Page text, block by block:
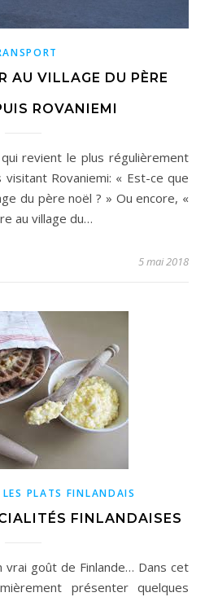
AU VILLAGE DU PÈRE
ROVANIEMI
Rovaniemi: « Est-ce que
du père noël ? » Ou encore, «
au village du…
5 mai 2018
LES PLATS FINLANDAIS
FINLANDAISES
présenter quelques